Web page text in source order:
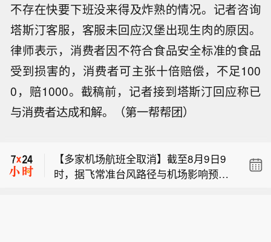
不存在快要下班没来得及炸熟的情况。记者咨询
塔斯汀客服，客服未回应汉堡出现生肉的原因。
律师表示，消费者因不符合食品安全标准的食品
受到损害的，消费者可主张十倍赔偿，不足100
0，赔1000。截稿前，记者接到塔斯汀回应称已
与消费者达成和解。（第一帮帮团）
【秘鲁南部发生交通事故 致至少13人死
亡】据秘鲁方面8日消息，该国南部库
斯科省当天发生一起汽车相撞事故，造
成至少13人死亡。（央视新闻）
【多家机场航班全取消】截至8月9日9
时，据飞常准台风路径与机场影响预报
图显示，预计8月9日-11日受台风“白海
豚”影响机场38座。8月9日宁波栎社机
场航班近乎全部取消，上海浦东机场和
上海虹桥机场近八成航班被取消。杭州
【江西启动防汛四级应急响应】鉴于当
前防汛形势，根据《江西省防汛抗旱应
四级应急响应。
斯科省当天发生一起汽车相撞事故，造
成至少13人死亡。（央视新闻）
【多家机场航班全取消】截至8月9日9
时，据飞常准台风路径与机场影响预报